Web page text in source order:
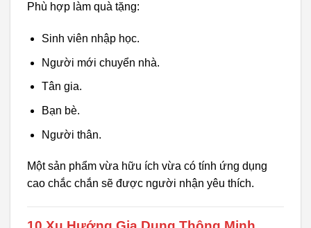
Phù hợp làm quà tặng:
Sinh viên nhập học.
Người mới chuyển nhà.
Tân gia.
Bạn bè.
Người thân.
Một sản phẩm vừa hữu ích vừa có tính ứng dụng
cao chắc chắn sẽ được người nhận yêu thích.